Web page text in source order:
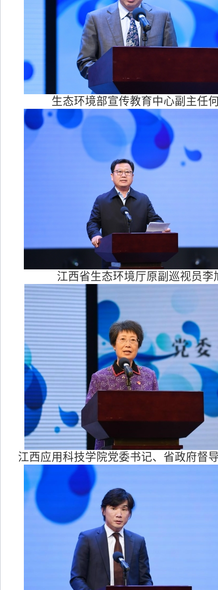
生态环境部宣传教育中心副主任
江西省生态环境厅原副巡视员李
江西应用科技学院党委书记、省政府督